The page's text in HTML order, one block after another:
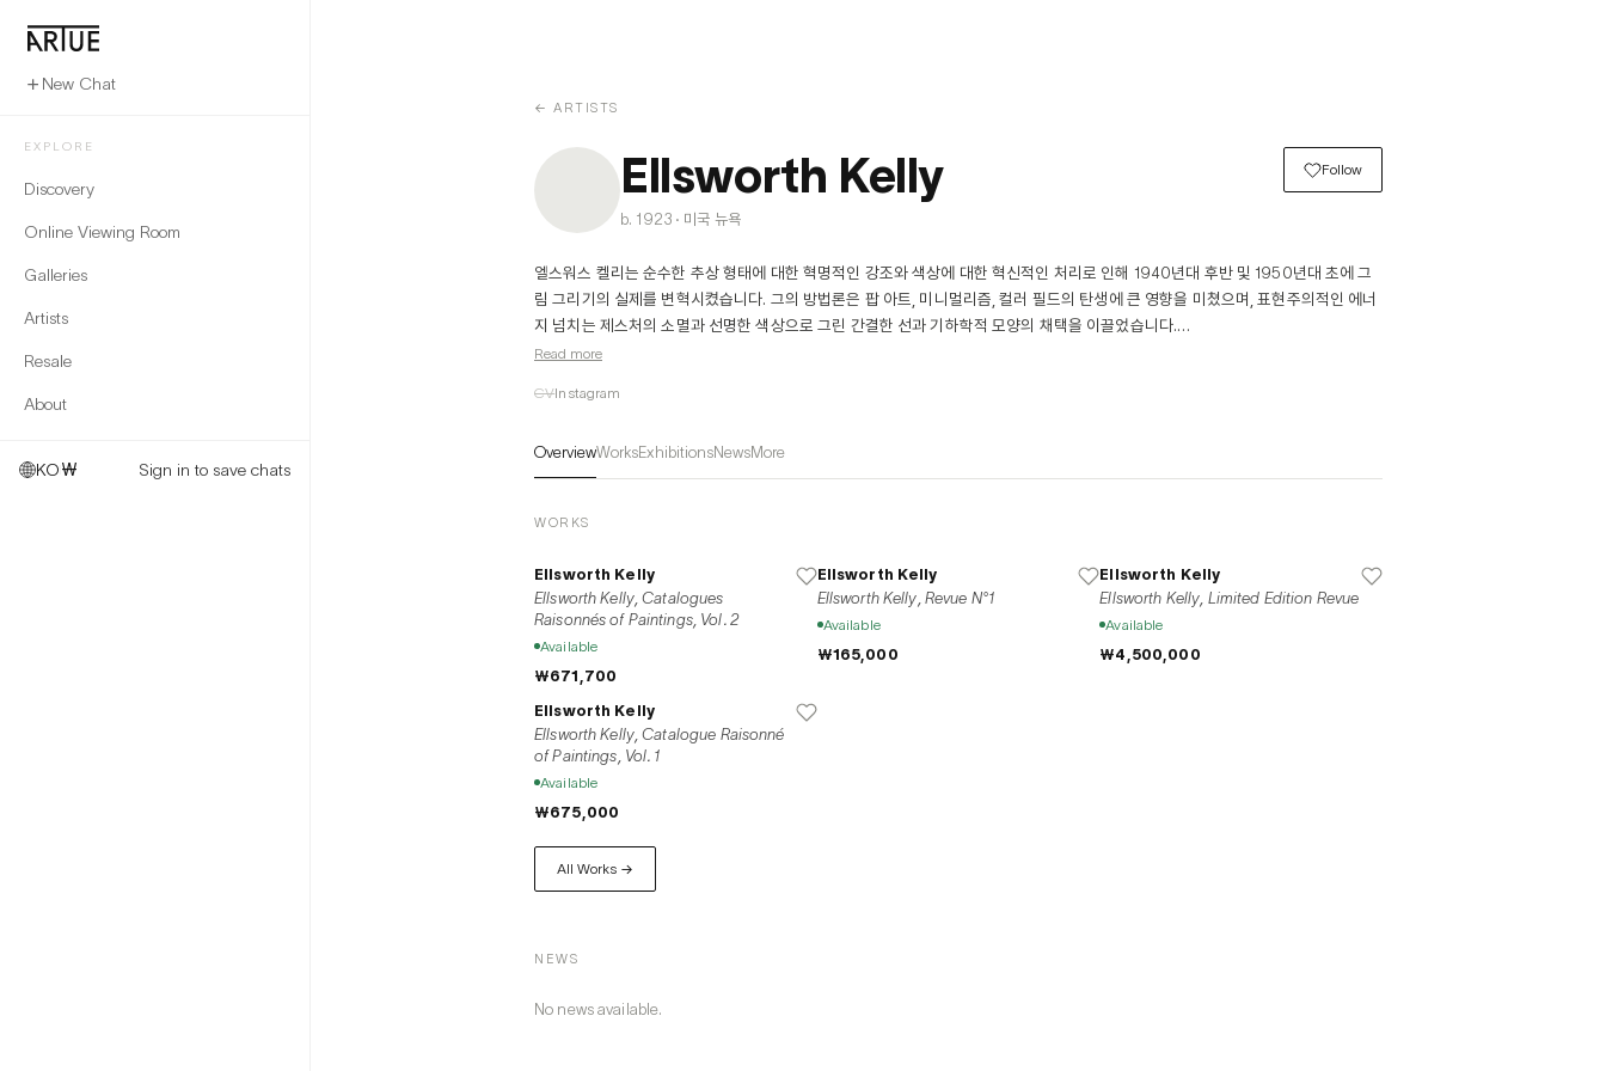
New Chat
EXPLORE
Discovery
Online Viewing Room
Galleries
Artists
Resale
About
KO₩ Sign in to save chats
← ARTISTS
Ellsworth Kelly
b. 1923 · 미국 뉴욕
Follow
엘스워스 켈리는 순수한 추상 형태에 대한 혁명적인 강조와 색상에 대한 혁신적인 처리로 인해 1940년대 후반 및 1950년대 초에 그
림 그리기의 실제를 변혁시켰습니다. 그의 방법론은 팝 아트, 미니멀리즘, 컬러 필드의 탄생에 큰 영향을 미쳤으며, 표현주의적인 에너
지 넘치는 제스처의 소멸과 선명한 색상으로 그린 간결한 선과 기하학적 모양의 채택을 이끌었습니다.
어린 시절부터 자연세계를 선명하게 관찰한 켈리는 그 주위의 건축물에서 빛, 공간, 색상의 상호 작용에 영감을 받아, 발견한 구성을 사
드로잉, 프린트, 사진으로 번역했습니다.
1954년까지 프랑스에서 생활했고, 그 후에도 그는 일생 동안 정기적으로 그 나라를 방문했습니다.
피카소, 칼더, 브랑쿠지, 아르프와 친숙해졌으며, 매티스, 모네 그리고 기하 학적 추상 작업들을 접하는 과정에서 특히 균형과 감정의
Read more
CVInstagram
OverviewWorksExhibitionsNewsMore
WORKS
Ellsworth Kelly
Ellsworth Kelly, Catalogues
Raisonnés of Paintings, Vol. 2
Available
₩671,700
Ellsworth Kelly
Ellsworth Kelly, Catalogue Raisonné
of Paintings, Vol. 1
Available
₩675,000
Ellsworth Kelly
Ellsworth Kelly, Revue N°1
Available
₩165,000
Ellsworth Kelly
Ellsworth Kelly, Limited Edition Revue
Available
₩4,500,000
All Works →
NEWS
No news available.